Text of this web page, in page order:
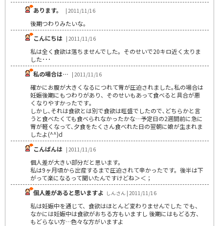
あります。
| 2011/11/16
後期つわりみたいな。
こんにちは | 2011/11/16
私は全く食欲は落ちませんでした。そのせいで20キロ近く太りま
した･･･
私の場合は… | 2011/11/16
確かにお腹が大きくなるにつれて胃が圧迫されました｡私の場合は
妊娠後期にもつわりがあり、そのせいもあって食べると具合が悪
くなりやすかったです｡
しかし､それは食欲とは別で食欲は旺盛でしたので､どちらかと言
うと食べたくても食べられなかったかな…予定日の2週間前に急に
胃が軽くなって､夕食をたくさん食べれた日の翌朝に娘が生まれま
したよ(^^)d
こんばんは | 2011/11/16
個人差が大きい部分だと思います。
私は9ヶ月頃から出産するまで圧迫されて辛かったです。後半は下
がって楽になるって聞いたんですけどね＞＜；
個人差があると思いますよ しんさん | 2011/11/16
私は妊娠中を通じて、食欲はほとんど変わりませんでした でも、
なかには妊娠中は食欲がおちる方もいますし 後期にはもどる方、
もどらない方…色々な方がいますよ